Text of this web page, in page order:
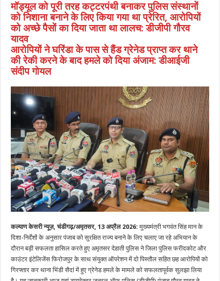
मॉड्यूल को पूरी तरह कट्टरपंथी बनाकर पुलिस संस्थानों
को निशाना बनाने के लिए किया गया था प्रेरित, आरोपियों
को अच्छे पैसों का दिया जाता था लालच: डीजीपी गौरव
यादव
आरोपियों ने घरिंडा के पास से हैंड ग्रेनेड प्राप्त कर थाने
की रेकी करने के बाद हमले को दिया अंजाम: डीआईजी
संदीप गोयल
कल्याण केसरी न्यूज़, चंडीगढ़/अमृतसर, 13 अप्रैल 2026:मुख्यमंत्री भगवंत सिंह मान के
दिशा-निर्देशों के अनुसार पंजाब को सुरक्षित राज्य बनाने के लिए चलाए जा रहे अभियान के
दौरान बड़ी सफलता हासिल करते हुए अमृतसर देहाती पुलिस ने जिला पुलिस फरीदकोट और
काउंटर इंटेलिजेंस फिरोजपुर के साथ संयुक्त ऑपरेशन में दो पिस्तौल सहित छह आरोपियों को
गिरफ्तार कर थाना भिंडी सैदां में हुए ग्रेनेड हमले के मामले को सफलतापूर्वक सुलझा लिया